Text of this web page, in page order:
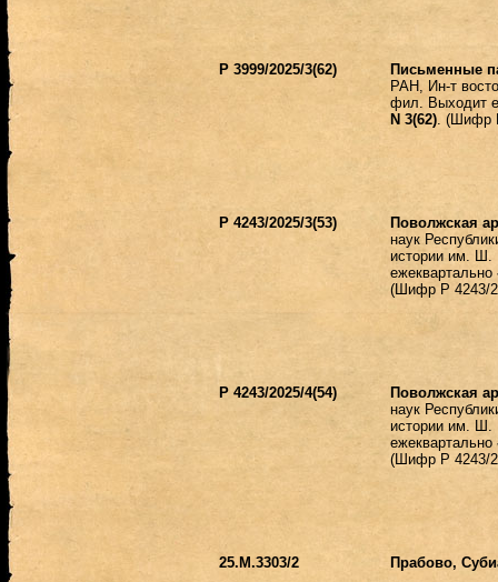
Р 3999/2025/3(62)
Письменные
РАН, Ин-т
фил. Выходит
N 3(62). (Шифр
Р 4243/2025/3(53)
Поволжская
наук
истории им.
ежеквартально
(Шифр Р 4243/
Р 4243/2025/4(54)
Поволжская
наук
истории им.
ежеквартально
(Шифр Р 4243/
25.М.3303/2
Прабово,